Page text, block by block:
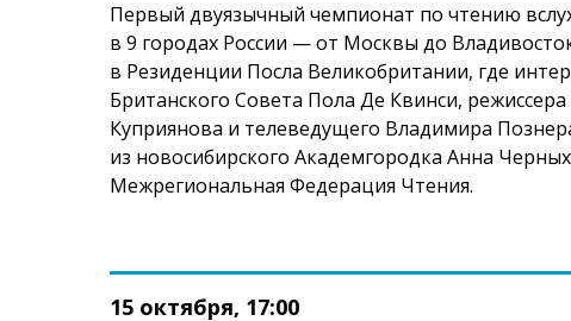
Первый двуязычный чемпионат по чтению
в 9 городах России — от Москвы до
в Резиденции Посла Великобритании, где
Британского Совета Пола Де Квинси,
Куприянова и телеведущего Владимира
из новосибирского Академгородка Анна
Межрегиональная Федерация Чтения.
15 октября, 17:00